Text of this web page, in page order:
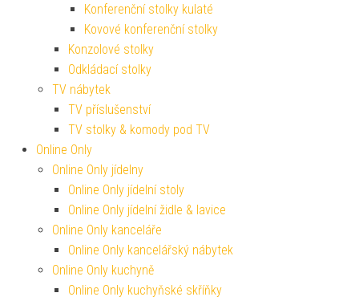
Konferenční stolky kulaté
Kovové konferenční stolky
Konzolové stolky
Odkládací stolky
TV nábytek
TV příslušenství
TV stolky & komody pod TV
Online Only
Online Only jídelny
Online Only jídelní stoly
Online Only jídelní židle & lavice
Online Only kanceláře
Online Only kancelářský nábytek
Online Only kuchyně
Online Only kuchyňské skříňky